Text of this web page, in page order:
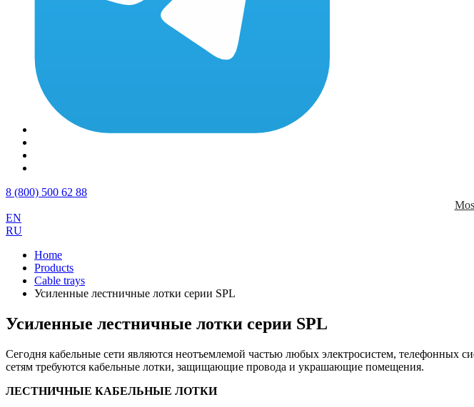
8 (800) 500 62 88
EN
RU
Home
Products
Cable trays
Усиленные лестничные лотки серии SPL
Усиленные лестничные лотки серии SPL
Сегодня кабельные сети являются неотъемлемой частью любых электросистем, телефонных
сетям требуются кабельные лотки, защищающие провода и украшающие помещения.
ЛЕСТНИЧНЫЕ КАБЕЛЬНЫЕ ЛОТКИ